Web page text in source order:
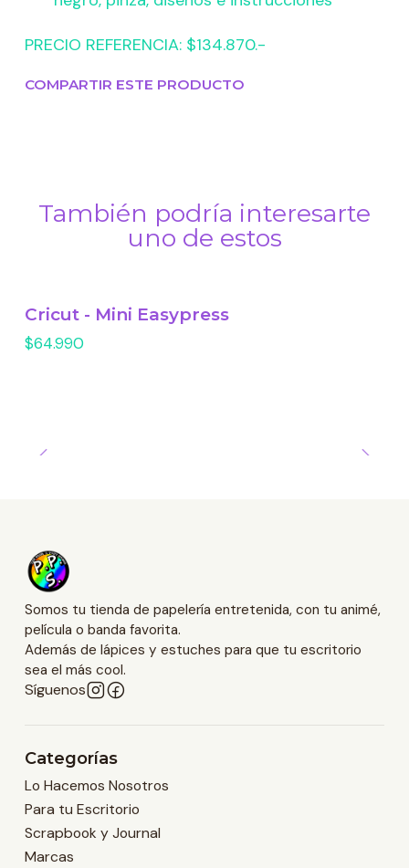
PRECIO REFERENCIA: $134.870.-
COMPARTIR ESTE PRODUCTO
También podría interesarte
uno de estos
Cricut - Mini Easypress
$64.990
Somos tu tienda de papelería entretenida, con tu animé,
película o banda favorita.
Además de lápices y estuches para que tu escritorio
sea el más cool.
Síguenos
Categorías
Lo Hacemos Nosotros
Para tu Escritorio
Scrapbook y Journal
Marcas